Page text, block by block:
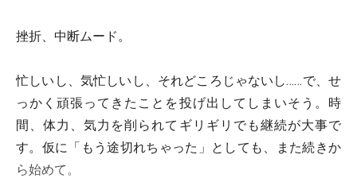
挫折、中断ムード。
忙しいし、気忙しいし、それどころじゃないし……で、せ
っかく頑張ってきたことを投げ出してしまいそう。時
間、体力、気力を削られてギリギリでも継続が大事で
す。仮に「もう途切れちゃった」としても、また続きか
ら始めて。